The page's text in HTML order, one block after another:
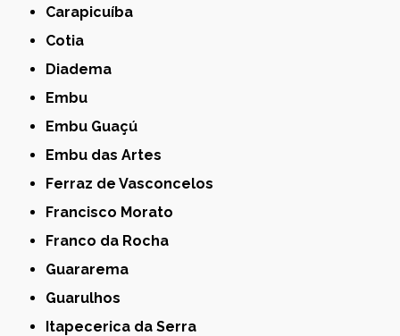
Carapicuíba
Cotia
Diadema
Embu
Embu Guaçú
Embu das Artes
Ferraz de Vasconcelos
Francisco Morato
Franco da Rocha
Guararema
Guarulhos
Itapecerica da Serra